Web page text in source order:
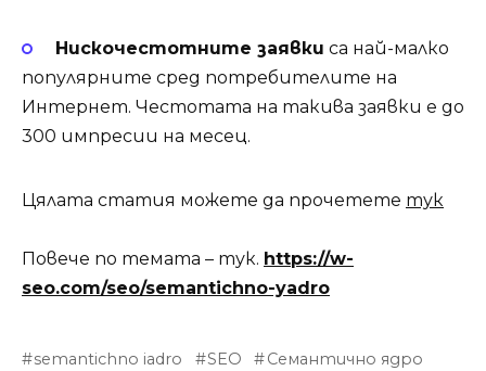
Нискочестотните заявки са най-малко
популярните сред потребителите на
Интернет. Честотата на такива заявки е до
300 импресии на месец.
Цялата статия можете да прочетете тук
Повече по темата – тук. https://w-
seo.com/seo/semantichno-yadro
semantichno iadro SEO
Семантично ядро